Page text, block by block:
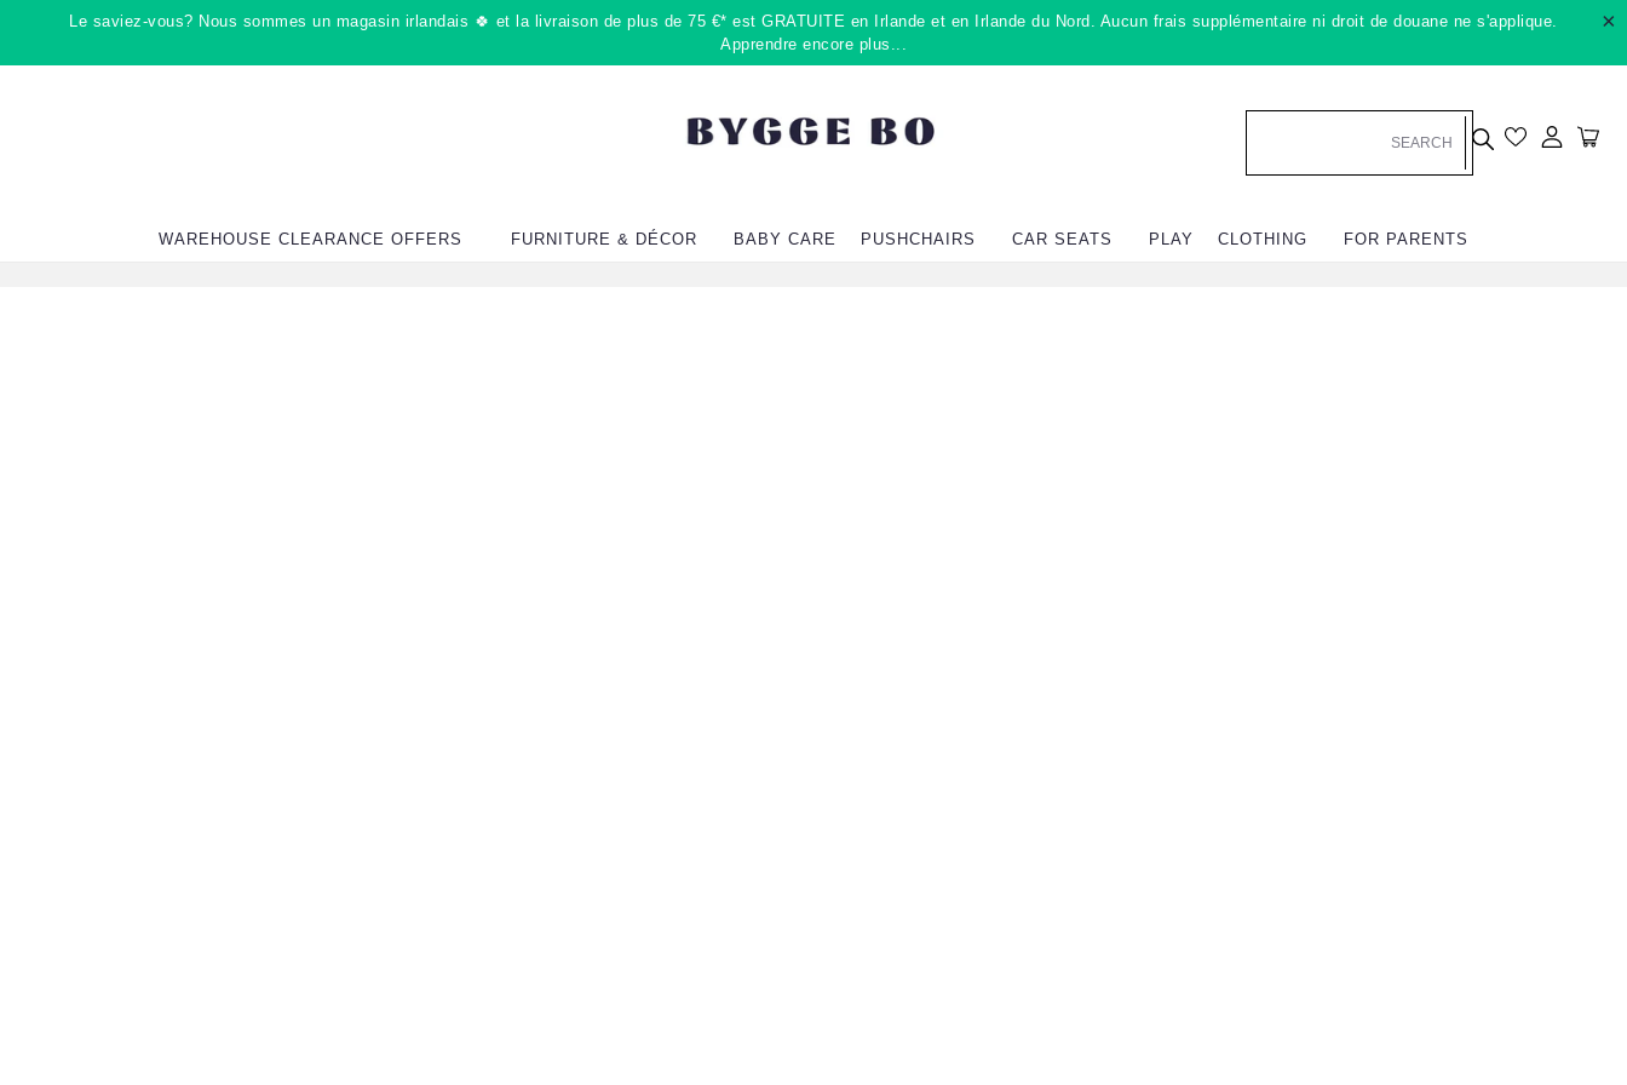
contenu
Le saviez-vous? Nous sommes un magasin irlandais 🍀 et la livraison de plus de 75 €* est GRATUITE en Irlande et en Irlande du Nord. Aucun frais supplémentaire ni droit de douane ne s'applique.
Apprendre encore plus...
×
Se
WAREHOUSE CLEARANCE OFFERS FURNITURE & DÉCOR BABY CARE PUSHCHAIRS CAR SEATS PLAY CLOTHING FOR PARENTS